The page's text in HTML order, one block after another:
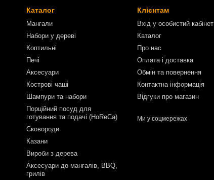
Каталог
Мангали
Набори у дереві
Коптильні
Печі
Аксесуари
Кострові чаші
Шампури та набори
Порційний посуд для
готування та подачі (HoReCa)
Сковороди
Казани
Вироби з дерева
Аксесуари до мангалів, BBQ,
грилів
Клієнтам
Вхід у особистий кабінет
Каталог
Про нас
Оплата і доставка
Обмін та повернення
Контактна інформація
Відгуки про магазин
Ми у соцмережах